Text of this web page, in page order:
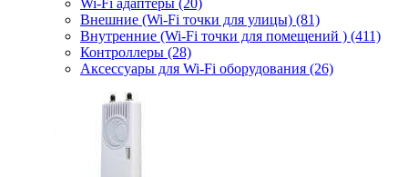
Wi-Fi адаптеры (20)
Внешние (Wi-Fi точки для улицы) (81)
Внутренние (Wi-Fi точки для помещений ) (411)
Контроллеры (28)
Аксессуары для Wi-Fi оборудования (26)